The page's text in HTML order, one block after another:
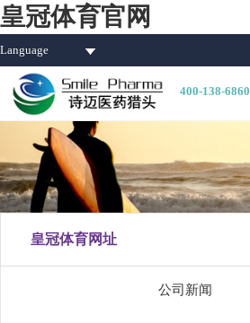
皇冠体育官网
Language
400-138-6860
皇冠体育网址
公司新闻